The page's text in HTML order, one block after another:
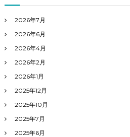
2026年7月
2026年6月
2026年4月
2026年2月
2026年1月
2025年12月
2025年10月
2025年7月
2025年6月